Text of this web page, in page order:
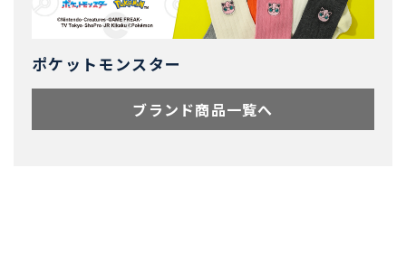
ポケットモンスター
ブランド商品一覧へ